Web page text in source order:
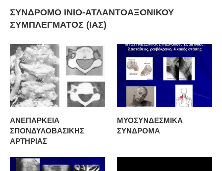
ΣΥΝΔΡΟΜΟ ΙΝΙΟ-ΑΤΛΑΝΤΟΑΞΟΝΙΚΟΥ
ΣΥΜΠΛΕΓΜΑΤΟΣ (ΙΑΣ)
ΑΝΕΠΑΡΚΕΙΑ
ΣΠΟΝΔΥΛΟΒΑΣΙΚΗΣ
ΑΡΤΗΡΙΑΣ
ΜΥΟΣΥΝΔΕΣΜΙΚΑ
ΣΥΝΔΡΟΜΑ